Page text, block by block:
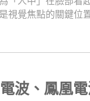
多一層保障。
視覺焦點的關鍵位
實在臉部整形上，
多眉角，包括內人
這集《名醫問診室
程與疤痕護理等小
波、鳳凰